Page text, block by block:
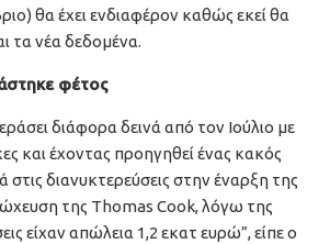
θα έχει ενδιαφέρον καθώς εκεί θα
τα νέα δεδομένα.
φέτος
διάφορα δεινά από τον Ιούλιο με
και έχοντας προηγηθεί ένας κακός
στις διανυκτερεύσεις στην έναρξη της
της Thomas Cook, λόγω της
είχαν απώλεια 1,2 εκατ ευρώ”, είπε ο